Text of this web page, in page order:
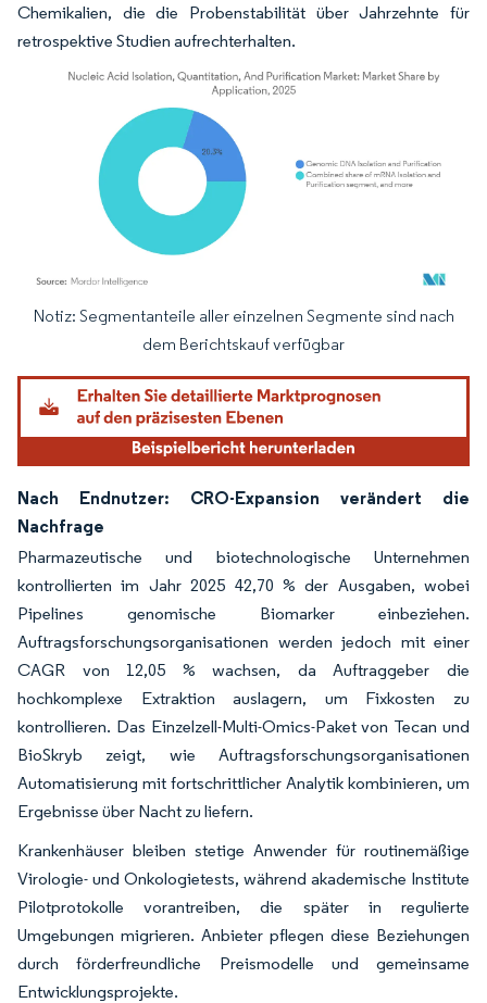
Chemikalien, die die Probenstabilität über Jahrzehnte für
retrospektive Studien aufrechterhalten.
Bild © Mordor Intelligence. Wiederverwendung erfordert Namensnennung
Notiz: Segmentanteile aller einzelnen Segmente sind nach
dem Berichtskauf verfügbar
Nach Endnutzer: CRO-Expansion verändert die
Nachfrage
Pharmazeutische und biotechnologische Unternehmen
kontrollierten im Jahr 2025 42,70 % der Ausgaben, wobei
Pipelines genomische Biomarker einbeziehen.
Auftragsforschungsorganisationen werden jedoch mit einer
CAGR von 12,05 % wachsen, da Auftraggeber die
hochkomplexe Extraktion auslagern, um Fixkosten zu
kontrollieren. Das Einzelzell-Multi-Omics-Paket von Tecan und
BioSkryb zeigt, wie Auftragsforschungsorganisationen
Automatisierung mit fortschrittlicher Analytik kombinieren, um
Ergebnisse über Nacht zu liefern.
Krankenhäuser bleiben stetige Anwender für routinemäßige
Virologie- und Onkologietests, während akademische Institute
Pilotprotokolle vorantreiben, die später in regulierte
Umgebungen migrieren. Anbieter pflegen diese Beziehungen
durch förderfreundliche Preismodelle und gemeinsame
Entwicklungsprojekte.